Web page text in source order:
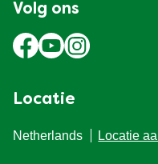
Volg ons
Locatie
Netherlands Locatie